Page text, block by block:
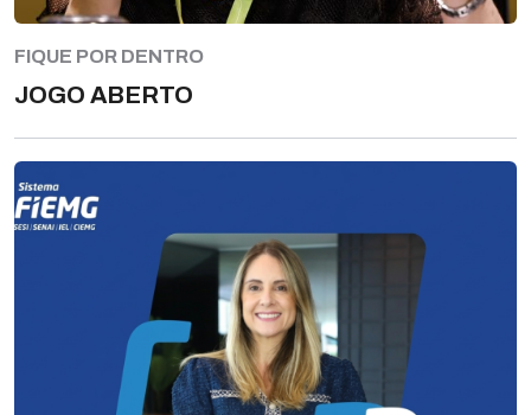
FIQUE POR DENTRO
JOGO ABERTO